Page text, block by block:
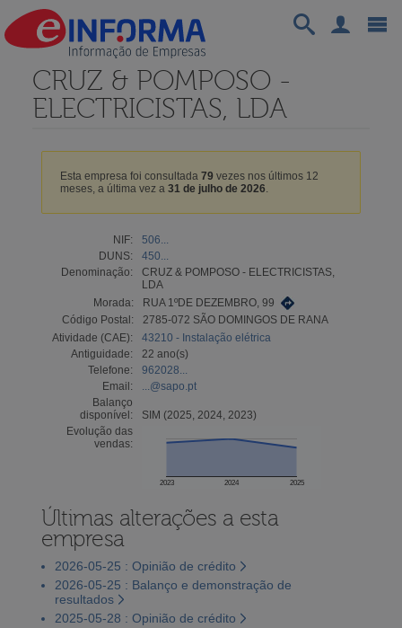
CRUZ & POMPOSO -
ELECTRICISTAS, LDA
Esta empresa foi consultada 79 vezes nos últimos 12
meses, a última vez a 31 de julho de 2026.
NIF:
506...
DUNS:
450...
Denominação:
CRUZ & POMPOSO - ELECTRICISTAS,
LDA
Morada:
RUA 1ºDE DEZEMBRO, 99
Código Postal:
2785-072 SÃO DOMINGOS DE RANA
Atividade (CAE):
43210 - Instalação elétrica
Antiguidade:
22 ano(s)
Telefone:
962028...
Email:
...@sapo.pt
Balanço
disponível:
SIM (2025, 2024, 2023)
Evolução das
vendas:
2023 2024 2025
Últimas alterações a esta
empresa
2026-05-25 : Opinião de crédito
2026-05-25 : Balanço e demonstração de
resultados
2025-05-28 : Opinião de crédito